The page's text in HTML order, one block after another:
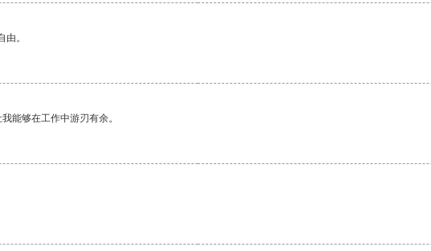
。
能够在工作中游刃有余。